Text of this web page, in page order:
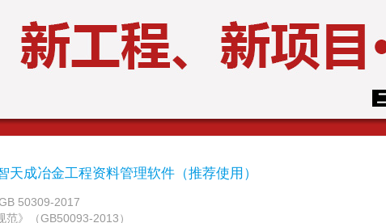
天成冶金工程资料管理软件（推荐使用）
50309-2017
范》（GB50093-2013）